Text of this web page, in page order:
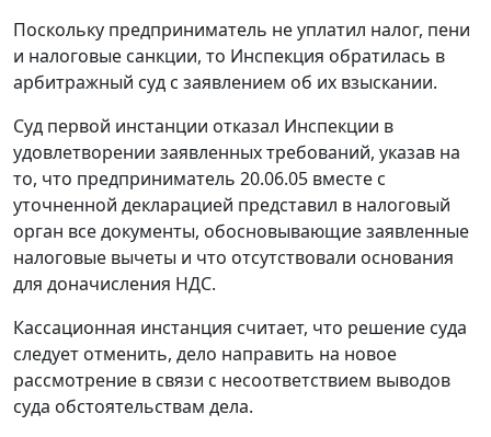
Поскольку предприниматель не уплатил налог, пени
и налоговые санкции, то Инспекция обратилась в
арбитражный суд с заявлением об их взыскании.
Суд первой инстанции отказал Инспекции в
удовлетворении заявленных требований, указав на
то, что предприниматель 20.06.05 вместе с
уточненной декларацией представил в налоговый
орган все документы, обосновывающие заявленные
налоговые вычеты и что отсутствовали основания
для доначисления НДС.
Кассационная инстанция считает, что решение суда
следует отменить, дело направить на новое
рассмотрение в связи с несоответствием выводов
суда обстоятельствам дела.